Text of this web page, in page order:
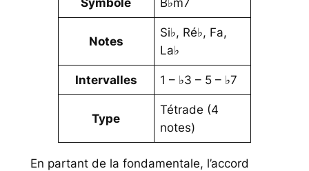
Symbole B♭m7
Notes
Si♭, Ré♭, Fa,
La♭
Intervalles 1 – ♭3 – 5 – ♭7
Type
Tétrade (4
notes)
En partant de la fondamentale, l’accord